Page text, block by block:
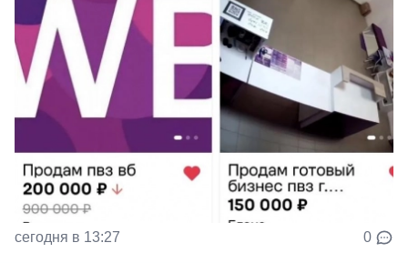
сегодня в 13:27 0